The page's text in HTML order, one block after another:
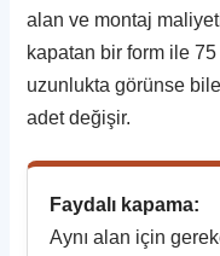
alan ve montaj
kapatan bir form ile
uzunlukta görünse
adet değişir.
Faydalı kapama:
Aynı alan için